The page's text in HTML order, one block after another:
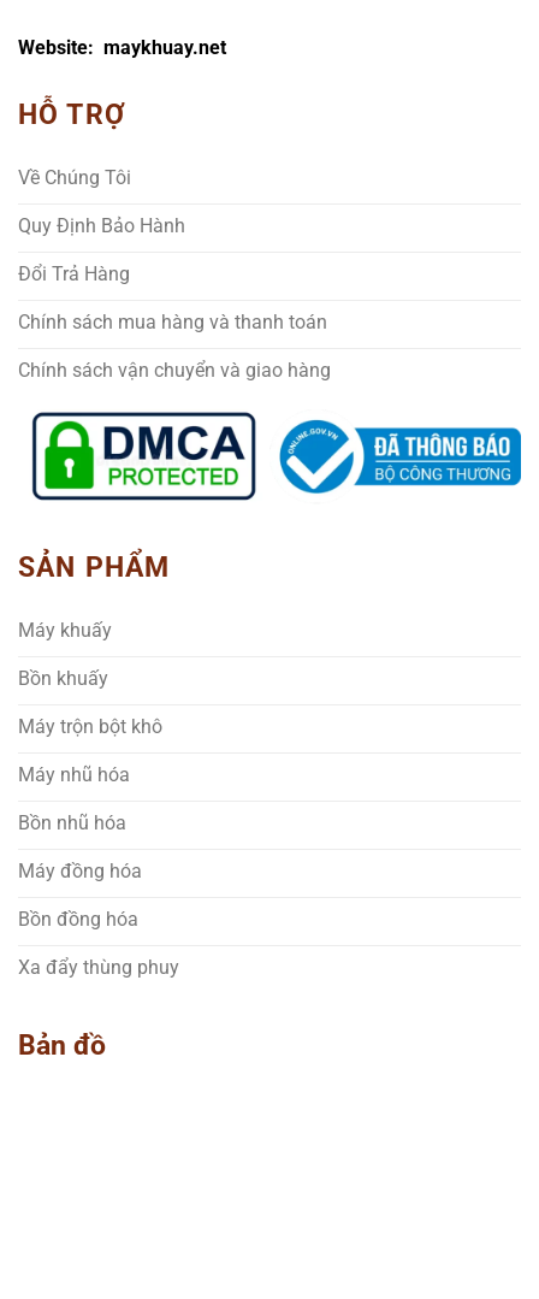
Website: maykhuay.net
HỖ TRỢ
Về Chúng Tôi
Quy Định Bảo Hành
Đổi Trả Hàng
Chính sách mua hàng và thanh toán
Chính sách vận chuyển và giao hàng
SẢN PHẨM
Máy khuấy
Bồn khuấy
Máy trộn bột khô
Máy nhũ hóa
Bồn nhũ hóa
Máy đồng hóa
Bồn đồng hóa
Xa đẩy thùng phuy
Bản đồ